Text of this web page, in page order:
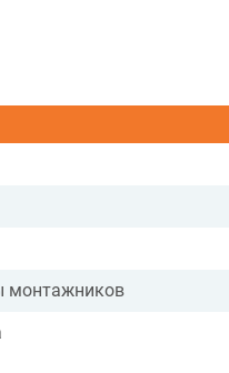
монтажников